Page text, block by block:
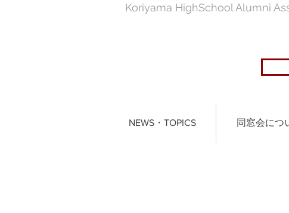
Koriyama HighSchool Alumni
NEWS・TOPICS 同窓会につ